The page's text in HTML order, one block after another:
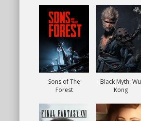
Sons of The
Forest
Black Myth: Wu
Kong